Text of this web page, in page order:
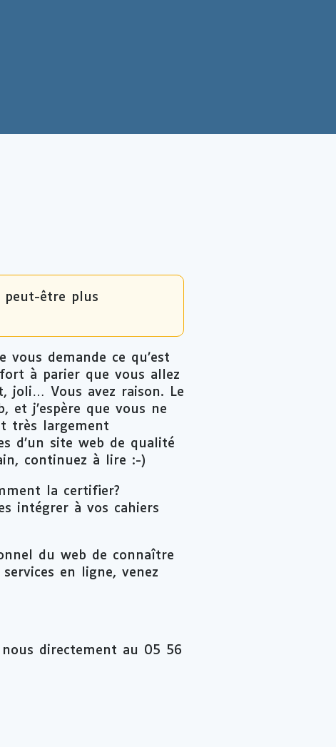
peut-être plus
demande ce qu’est
à parier que vous allez
joli… Vous avez raison. Le
et j’espère que vous ne
très largement
d’un site web de qualité
continuez à lire :-)
la certifier?
intégrer à vos cahiers
du web de connaître
en ligne, venez
directement au 05 56